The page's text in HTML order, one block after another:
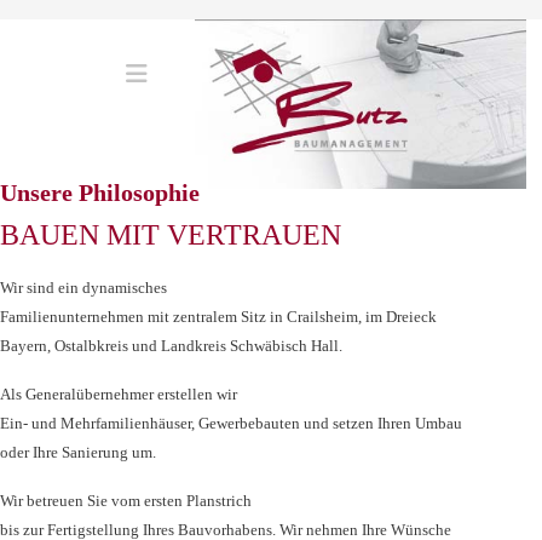
Unsere Philosophie
BAUEN MIT VERTRAUEN
Wir sind ein dynamisches
Familienunternehmen mit zentralem Sitz in Crailsheim, im Dreieck
Bayern, Ostalbkreis und Landkreis Schwäbisch Hall.
Als Generalübernehmer erstellen wir
Ein- und Mehrfamilienhäuser, Gewerbebauten und setzen Ihren Umbau
oder Ihre Sanierung um.
Wir betreuen Sie vom ersten Planstrich
bis zur Fertigstellung Ihres Bauvorhabens. Wir nehmen Ihre Wünsche